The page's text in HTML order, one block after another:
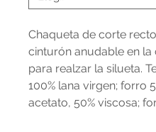
Chaqueta de corte
cinturón anudable en la
para realzar la silueta.
100% lana virgen; forro
acetato, 50% viscosa;